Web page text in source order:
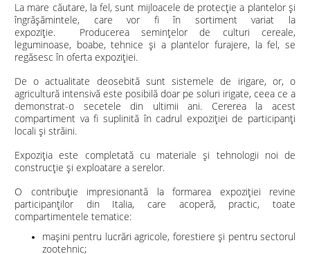
La mare căutare, la fel, sunt mijloacele de protecţie a plantelor şi
îngrăşămintele, care vor fi în sortiment variat la
expoziție. Producerea seminţelor de culturi cereale,
leguminoase, boabe, tehnice şi a plantelor furajere, la fel, se
regăsesc în oferta expoziției.
De o actualitate deosebită sunt sistemele de irigare, or, o
agricultură intensivă este posibilă doar pe soluri irigate, ceea ce a
demonstrat-o secetele din ultimii ani. Cererea la acest
compartiment va fi suplinită în cadrul expoziției de participanți
locali și străini.
Expoziția este completată cu materiale și tehnologii noi de
construcţie şi exploatare a serelor.
O contribuție impresionantă la formarea expoziției revine
participanților din Italia, care acoperă, practic, toate
compartimentele tematice:
mașini pentru lucrări agricole, forestiere și pentru sectorul
zootehnic;